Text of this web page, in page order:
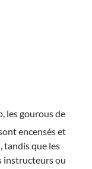
les gourous de
encensés et
tandis que les
instructeurs ou